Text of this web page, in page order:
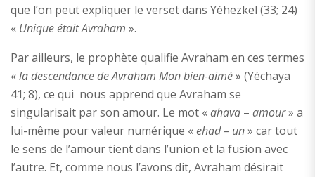
que l’on peut expliquer le verset dans Yéhezkel (33; 24)
« Unique était Avraham ».
Par ailleurs, le prophète qualifie Avraham en ces termes
«la descendance de Avraham Mon bien-aimé» (Yéchaya
41; 8), ce qui nous apprend que Avraham se
singularisait par son amour. Le mot «ahava – amour» a
lui-même pour valeur numérique «ehad – un» car tout
le sens de l’amour tient dans l’union et la fusion avec
l’autre. Et, comme nous l’avons dit, Avraham désirait